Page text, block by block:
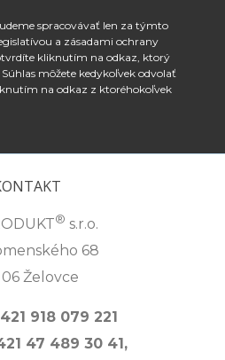
spracovávať len za týmto
a zásadami ochrany
kliknutím na odkaz, ktorý
môžete kedykoľvek odvolať
na odkaz z ktoréhokoľvek
® s.r.o.
68
06 Želovce
918 079 221
47 489 30 41,